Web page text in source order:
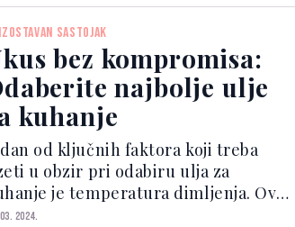
Iako dijete s niskim udjelom
mog...
SASTOJAK
bez kompromisa:
najbolje ulje
kuhanje
od ključnih faktora koji treba
u obzir pri odabiru ulja za
je temperatura dimljenja. Ova
označava tačku kada ulje
2024.